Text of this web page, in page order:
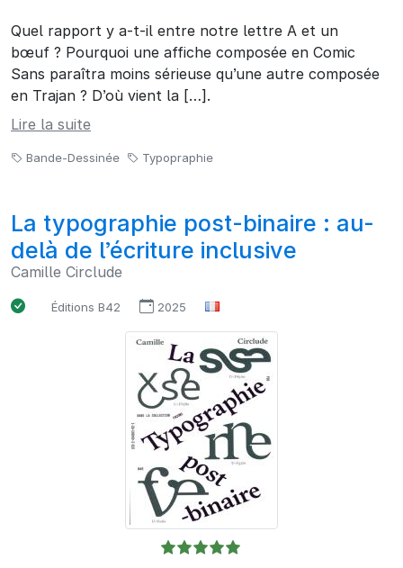
Quel rapport y a-t-il entre notre lettre A et un
bœuf ? Pourquoi une affiche composée en Comic
Sans paraîtra moins sérieuse qu’une autre composée
en Trajan ? D’où vient la […].
Lire la suite
Bande-Dessinée Typopraphie
La typographie post-binaire : au-
delà de l’écriture inclusive
Camille Circlude
Éditions B42 2025